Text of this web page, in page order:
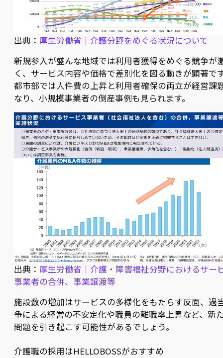
出典： 厚生労働省｜介護分野をめぐる状況について
新規参入が盛んな地域では利用者獲得をめぐる競争が
く、サービス内容や価格で差別化を図る動きが顕著で
都市部では人件費の上昇と利用者確保の両立が経営課
なり、小規模事業者の倒産事例も見られます。
出典： 厚生労働省｜介護・障害福祉分野におけるサー
事業者の合併、事業譲渡等
施設数の増加はサービスの多様化をもたらす反面、過
争による経営の不安定化や職員の離職率上昇など、新
問題を引き起こす可能性があるでしょう。
介護職の採用はHELLOBOSSがおすすめ